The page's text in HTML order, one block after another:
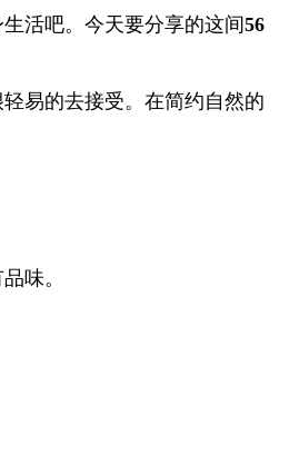
活吧。今天要分享的这间56
易的去接受。在简约自然的
味。